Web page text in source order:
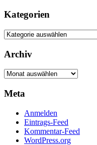
Kategorien
Kategorien
Archiv
Archiv
Meta
Anmelden
Eintrags-Feed
Kommentar-Feed
WordPress.org